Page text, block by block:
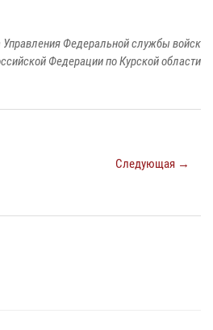
Федеральной службы войск
Федерации по Курской области
Следующая →